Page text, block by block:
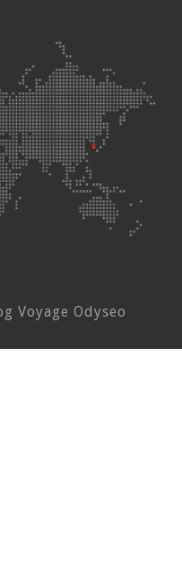
Voyage Odyseo